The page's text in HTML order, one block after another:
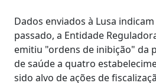
Dados enviados à Lusa
passado, a Entidade
emitiu "ordens de inibição" da
de saúde a quatro
sido alvo de ações de